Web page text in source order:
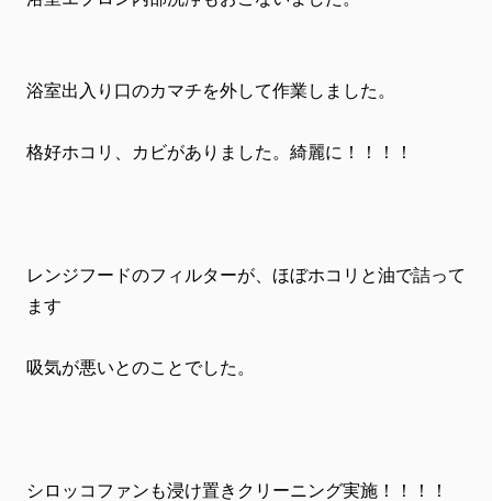
浴室出入り口のカマチを外して作業しました。
格好ホコリ、カビがありました。綺麗に！！！！
レンジフードのフィルターが、ほぼホコリと油で詰って
ます
吸気が悪いとのことでした。
シロッコファンも浸け置きクリーニング実施！！！！